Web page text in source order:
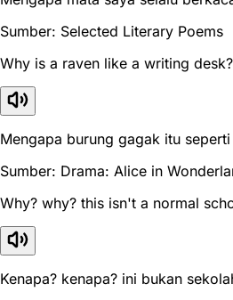
Sumber: Selected Literary Poems
Why is a raven like a writing desk?
Mengapa burung gagak itu
Sumber: Drama: Alice in
Why? why? this isn't a normal
Kenapa? kenapa? ini bukan